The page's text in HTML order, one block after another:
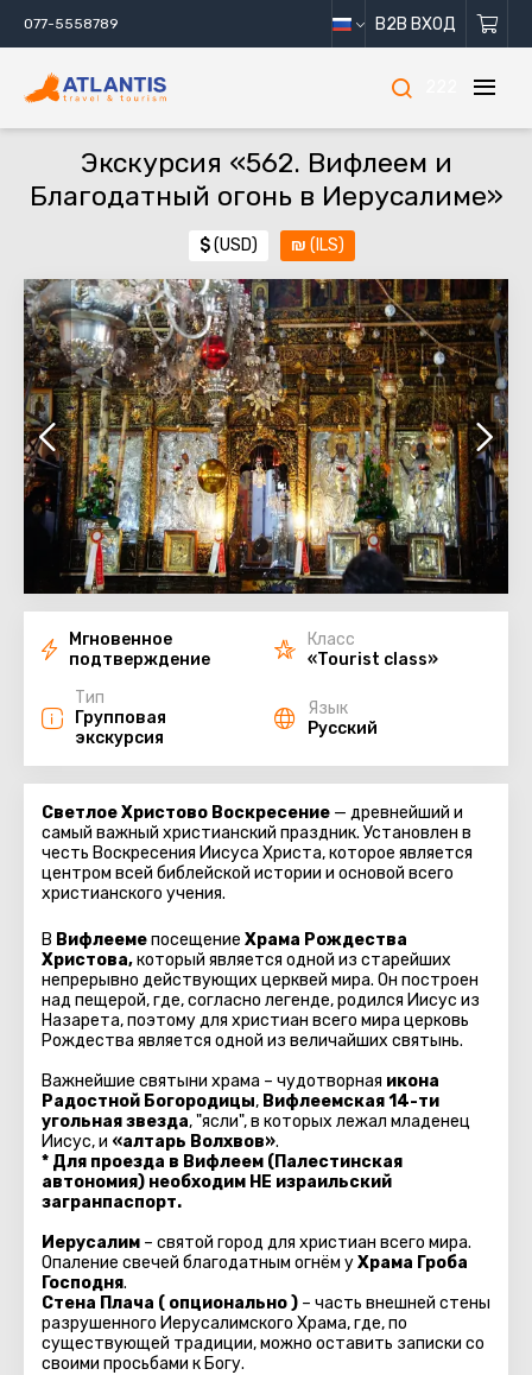
077-5558789 B2B ВХОД
Экскурсия «562. Вифлеем и
Благодатный огонь в Иерусалиме»
$(USD) ₪ (ILS)
Мгновенное
подтверждение
Класс
«Tourist class»
Тип
Групповая
экскурсия
Язык
Русский
Светлое Христово Воскресение — древнейший и
самый важный христианский праздник. Установлен в
честь Воскресения Иисуса Христа, которое является
центром всей библейской истории и основой всего
христианского учения.
В Вифлеемепосещение Храма Рождества
Христова,который является одной из старейших
непрерывно действующих церквей мира. Он построен
над пещерой, где, согласно легенде, родился Иисус из
Назарета, поэтому для христиан всего мира церковь
Рождества является одной из величайших святынь.
Важнейшие святыни храма – чудотворная икона
Радостной Богородицы, Вифлеемская 14-ти
угольная звезда, "ясли", в которых лежал младенец
Иисус, и «алтарь Волхвов».
* Для проезда в Вифлеем (Палестинская
автономия) необходим НЕ израильский
загранпаспорт.
Иерусалим – святой город для христиан всего мира.
Опаление свечей благодатным огнём уХрама Гроба
Господня.
Стена Плача ( опционально ) – часть внешней стены
разрушенного Иерусалимского Храма, где, по
существующей традиции, можно оставить записки со
своими просьбами к Богу.